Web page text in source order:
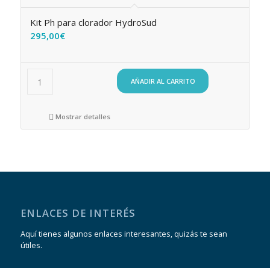
Kit Ph para clorador HydroSud
295,00€
AÑADIR AL CARRITO
Mostrar detalles
ENLACES DE INTERÉS
Aquí tienes algunos enlaces interesantes, quizás te sean
útiles.